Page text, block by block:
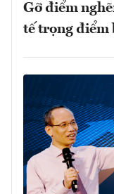
Gỡ điểm
tế trọng điểm